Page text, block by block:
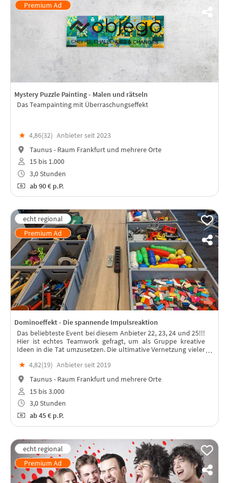
Mystery Puzzle Painting - Malen und rätseln
Das Teampainting mit Überraschungseffekt
★ 4,86(32) Anbieter seit 2023
Taunus - Raum Frankfurt und mehrere Orte
15 bis 1.000
3,0 Stunden
ab90 € p.P.
Dominoeffekt - Die spannende Impulsreaktion
Das beliebteste Event bei diesem Anbieter 22, 23, 24 und 25!!!
Hier ist echtes Teamwork gefragt, um als Gruppe kreative
Ideen in die Tat umzusetzen. Die ultimative Vernetzung vieler
Dein Team.
★ 4,82(19) Anbieter seit 2019
Taunus - Raum Frankfurt und mehrere Orte
15 bis 3.000
3,0 Stunden
ab45 € p.P.